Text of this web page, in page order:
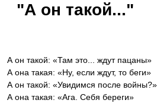
"А он такой..."
А он такой: «Там это... ждут пацаны»
А она такая: «Ну, если ждут, то беги»
А он такой: «Увидимся после войны?»
А она такая: «Ага. Себя береги»